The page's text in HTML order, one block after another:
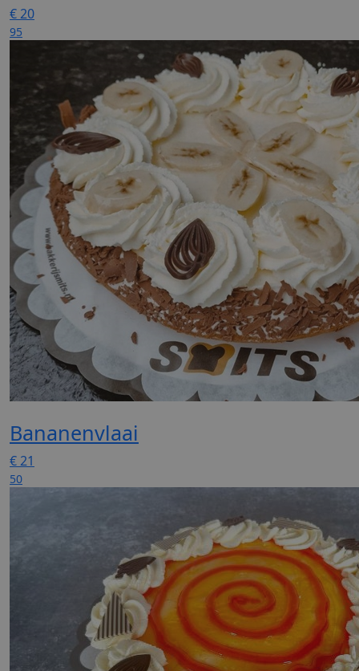
€20
95
Bananenvlaai
€21
50